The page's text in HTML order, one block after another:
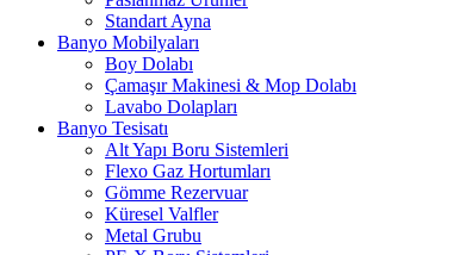
Standart Ayna
Banyo Mobilyaları
Boy Dolabı
Çamaşır Makinesi & Mop Dolabı
Lavabo Dolapları
Banyo Tesisatı
Alt Yapı Boru Sistemleri
Flexo Gaz Hortumları
Gömme Rezervuar
Küresel Valfler
Metal Grubu